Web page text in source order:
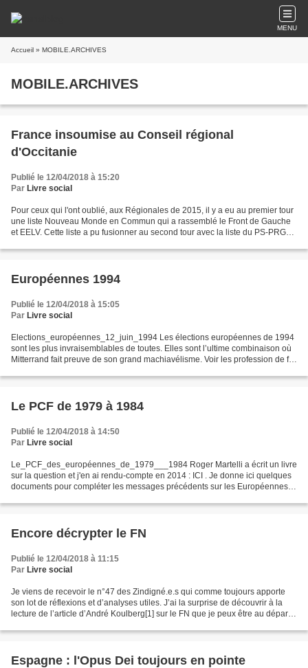
MENU
Accueil » MOBILE.ARCHIVES
MOBILE.ARCHIVES
France insoumise au Conseil régional
d'Occitanie
Publié le 12/04/2018 à 15:20
Par Livre social
Pour ceux qui l'ont oublié, aux Régionales de 2015, il y a eu au premier tour
une liste Nouveau Monde en Commun qui a rassemblé le Front de Gauche
et EELV. Cette liste a pu fusionner au second tour avec la liste du PS-PRG
Européennes 1994
Publié le 12/04/2018 à 15:05
Par Livre social
Elections_européennes_12_juin_1994 Les élections européennes de 1994
sont les plus invraisemblables de toutes. Elles sont l’ultime combinaison où
Mitterrand fait preuve de son grand machiavélisme. Voir les profession de foi
Le PCF de 1979 à 1984
Publié le 12/04/2018 à 14:50
Par Livre social
Le_PCF_des_européennes_de_1979___1984 Roger Martelli a écrit un livre
sur la question et j'en ai rendu-compte en 2014 : ICI . Je donne ici quelques
documents pour compléter les messages précédents sur les Européennes.
Encore décrypter le FN
Publié le 12/04/2018 à 11:15
Par Livre social
Je viens de recevoir le n°47 des Zindigné.e.s qui comme toujours apporte
son lot de réflexions et d’analyses utiles. J’ai la surprise de découvrir à la
lecture de l’article d’André Koulberg[1] sur le FN que je peux être au départ
Espagne : l'Opus Dei toujours en pointe